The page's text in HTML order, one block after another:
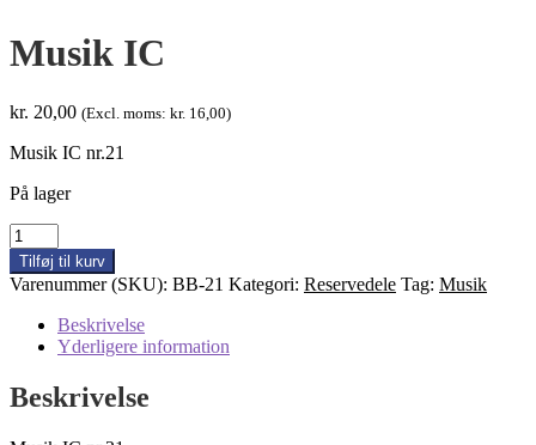
Musik IC
kr. 20,00 (Excl. moms: kr. 16,00)
Musik IC nr.21
På lager
Musik
IC
antal
Tilføj til kurv
Varenummer (SKU): BB-21 Kategori: Reservedele Tag: Musik
Beskrivelse
Yderligere information
Beskrivelse